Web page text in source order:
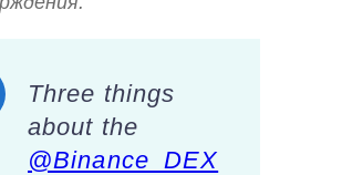
Three things
about the
@Binance_DEX